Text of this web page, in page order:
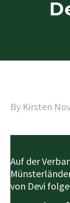
By Kirsten
Auf der
von Devi